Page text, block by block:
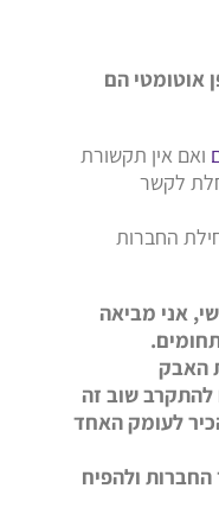
אוטומטי הם
ואם אין תקשורת
לקשר
החברות
אני מביאה
האבק
להתקרב שוב זה
לעומק האחד
ולהפיח